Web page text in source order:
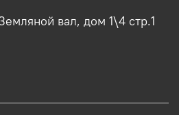
вал, дом 1\4 стр.1